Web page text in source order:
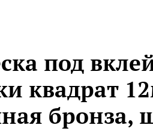
под
квадрат
бронза,